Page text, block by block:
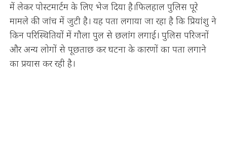
में लेकर पोस्टमार्टम के लिए भेज दिया है।फिलहाल पुलिस पूरे
मामले की जांच में जुटी है। यह पता लगाया जा रहा है कि प्रियांशु ने
किन परिस्थितियों में गौला पुल से छलांग लगाई। पुलिस परिजनों
और अन्य लोगों से पूछताछ कर घटना के कारणों का पता लगाने
का प्रयास कर रही है।